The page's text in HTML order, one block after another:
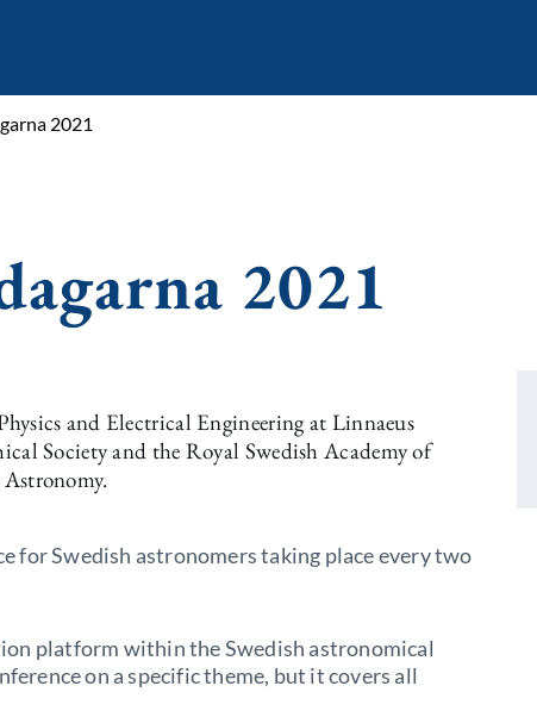
2021
2021
and Electrical Engineering at Linnaeus
Society and the Royal Swedish Academy of
for Swedish astronomers taking place every two
platform within the Swedish astronomical
on a specific theme, but it covers all